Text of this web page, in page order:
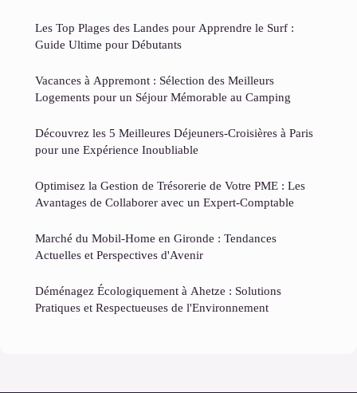
Les Top Plages des Landes pour Apprendre le Surf :
Guide Ultime pour Débutants
Vacances à Appremont : Sélection des Meilleurs
Logements pour un Séjour Mémorable au Camping
Découvrez les 5 Meilleures Déjeuners-Croisières à Paris
pour une Expérience Inoubliable
Optimisez la Gestion de Trésorerie de Votre PME : Les
Avantages de Collaborer avec un Expert-Comptable
Marché du Mobil-Home en Gironde : Tendances
Actuelles et Perspectives d'Avenir
Déménagez Écologiquement à Ahetze : Solutions
Pratiques et Respectueuses de l'Environnement